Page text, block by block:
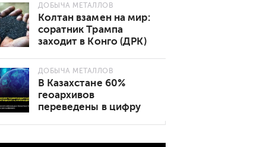
ДОБЫЧА МЕТАЛЛОВ
Колтан взамен на мир:
соратник Трампа
заходит в Конго (ДРК)
ДОБЫЧА МЕТАЛЛОВ
В Казахстане 60%
геоархивов
переведены в цифру